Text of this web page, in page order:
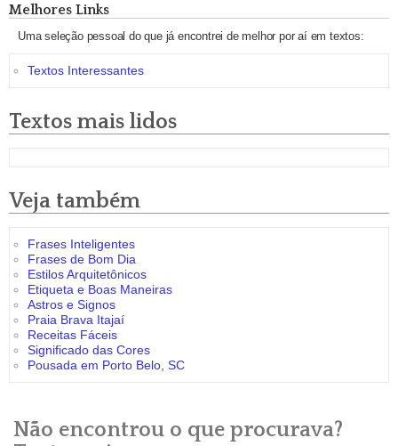
Melhores Links
Uma seleção pessoal do que já encontrei de melhor por aí em textos:
Textos Interessantes
Textos mais lidos
Veja também
Frases Inteligentes
Frases de Bom Dia
Estilos Arquitetônicos
Etiqueta e Boas Maneiras
Astros e Signos
Praia Brava Itajaí
Receitas Fáceis
Significado das Cores
Pousada em Porto Belo, SC
Não encontrou o que procurava?